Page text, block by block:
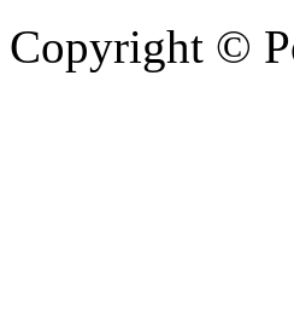
Copyright ©